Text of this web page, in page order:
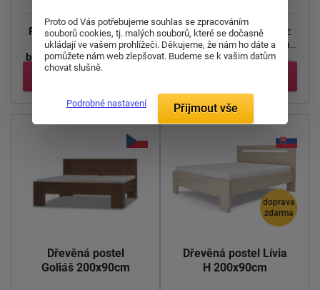
Postel Nikoleta s plným
čelemse vyrábí z
bukovéhonebodubového
...
Postel Luciase vyrábí z
bukovéhonebodubového
masivu o síle 40 mm a ...
Dřevěná postel
Goliáš 200x90cm
doprava
zdarma
Dřevěná postel Lívia
H 200x90cm
Proto od Vás potřebujeme souhlas se zpracováním
souborů cookies, tj. malých souborů, které se dočasně
ukládají ve vašem prohlížeči. Děkujeme, že nám ho dáte a
pomůžete nám web zlepšovat. Budeme se k vašim datům
chovat slušně.
Podrobné nastavení Přijmout vše